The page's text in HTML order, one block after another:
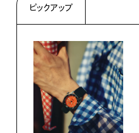
ピックアップ